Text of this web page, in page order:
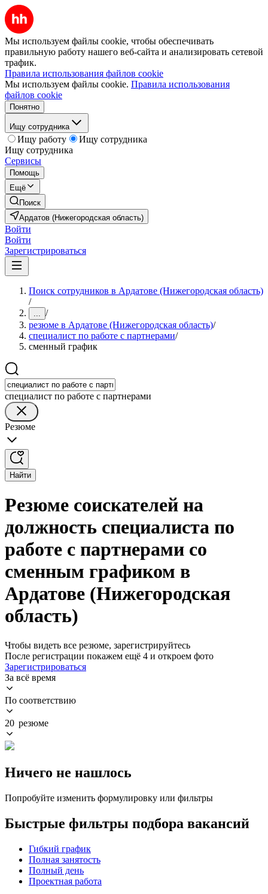
Мы используем файлы cookie, чтобы обеспечивать
правильную работу нашего веб-сайта и анализировать сетевой
трафик.
Правила использования файлов cookie
Мы используем файлы cookie. Правила использования
файлов cookie
Понятно
Ищу сотрудника
Ищу работу
Ищу сотрудника
Ищу сотрудника
Сервисы
Помощь
Ещё
Поиск
Ардатов (Нижегородская область)
Войти
Войти
Зарегистрироваться
Поиск сотрудников в Ардатове (Нижегородская область)
/
... /
резюме в Ардатове (Нижегородская область)/
специалист по работе с партнерами/
сменный график
специалист по работе с партнерами
Резюме
Найти
Резюме соискателей на
должность специалиста по
работе с партнерами со
сменным графиком в
Ардатове (Нижегородская
область)
Чтобы видеть все резюме, зарегистрируйтесь
После регистрации покажем ещё 4 и откроем фото
Зарегистрироваться
За всё время
По соответствию
20 резюме
Ничего не нашлось
Попробуйте изменить формулировку или фильтры
Быстрые фильтры подбора вакансий
Гибкий график
Полная занятость
Полный день
Проектная работа